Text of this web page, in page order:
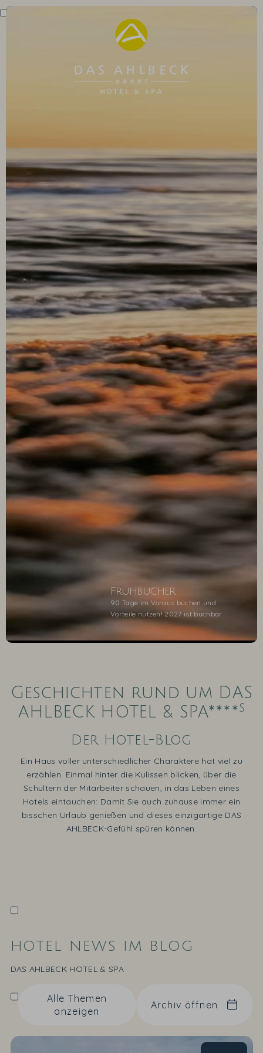
Frühbucher
90 Tage im Voraus buchen und
Vorteile nutzen! 2027 ist buchbar
Geschichten rund um DAS
AHLBECK HOTEL & SPA****s
Der Hotel-Blog
Ein Haus voller unterschiedlicher Charaktere hat viel zu
erzählen. Einmal hinter die Kulissen blicken, über die
Schultern der Mitarbeiter schauen, in das Leben eines
Hotels eintauchen: Damit Sie auch zuhause immer ein
bisschen Urlaub genießen und dieses einzigartige DAS
AHLBECK-Gefühl spüren können.
HOTEL NEWS IM BLOG
DAS AHLBECK HOTEL & SPA
Alle Themen
anzeigen
Archiv öffnen